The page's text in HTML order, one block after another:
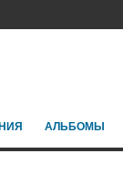
АЛЬБОМЫ